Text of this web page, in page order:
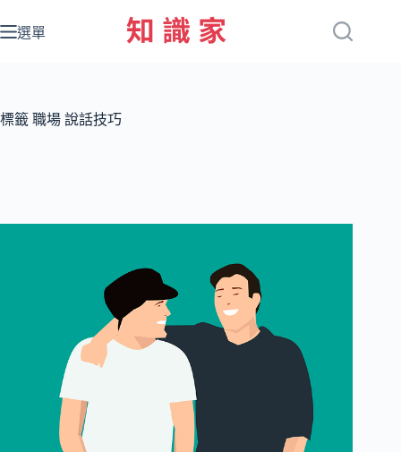
至
容
選單
標籤 職場 說話技巧